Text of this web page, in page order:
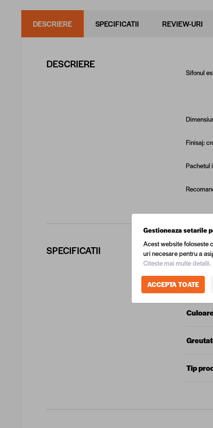
DESCRIERE SPECIFICATII REVIEW-URI
DESCRIERE
Sifonul
Finisaj:
Pachetul
SPECIFICATII
COD
Tip
Gestioneaza setarile
Acest website foloseste
uri necesare pentru a
Citeste mai multe detalii.
ACCEPTA TOATE